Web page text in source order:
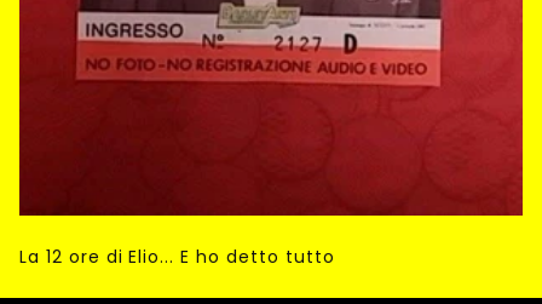
La 12 ore di Elio... E ho detto tutto